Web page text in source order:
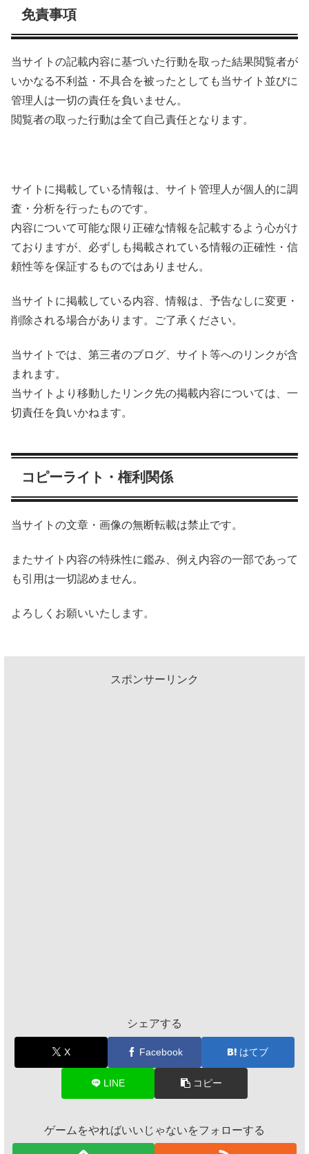
免責事項
当サイトの記載内容に基づいた行動を取った結果閲覧者が
いかなる不利益・不具合を被ったとしても当サイト並びに
管理人は一切の責任を負いません。
閲覧者の取った行動は全て自己責任となります。
サイトに掲載している情報は、サイト管理人が個人的に調
査・分析を行ったものです。
内容について可能な限り正確な情報を記載するよう心がけ
ておりますが、必ずしも掲載されている情報の正確性・信
頼性等を保証するものではありません。
当サイトに掲載している内容、情報は、予告なしに変更・
削除される場合があります。ご了承ください。
当サイトでは、第三者のブログ、サイト等へのリンクが含
まれます。
当サイトより移動したリンク先の掲載内容については、一
切責任を負いかねます。
コピーライト・権利関係
当サイトの文章・画像の無断転載は禁止です。
またサイト内容の特殊性に鑑み、例え内容の一部であって
も引用は一切認めません。
よろしくお願いいたします。
スポンサーリンク
シェアする
X Facebook はてブ
LINE コピー
ゲームをやればいいじゃないをフォローする